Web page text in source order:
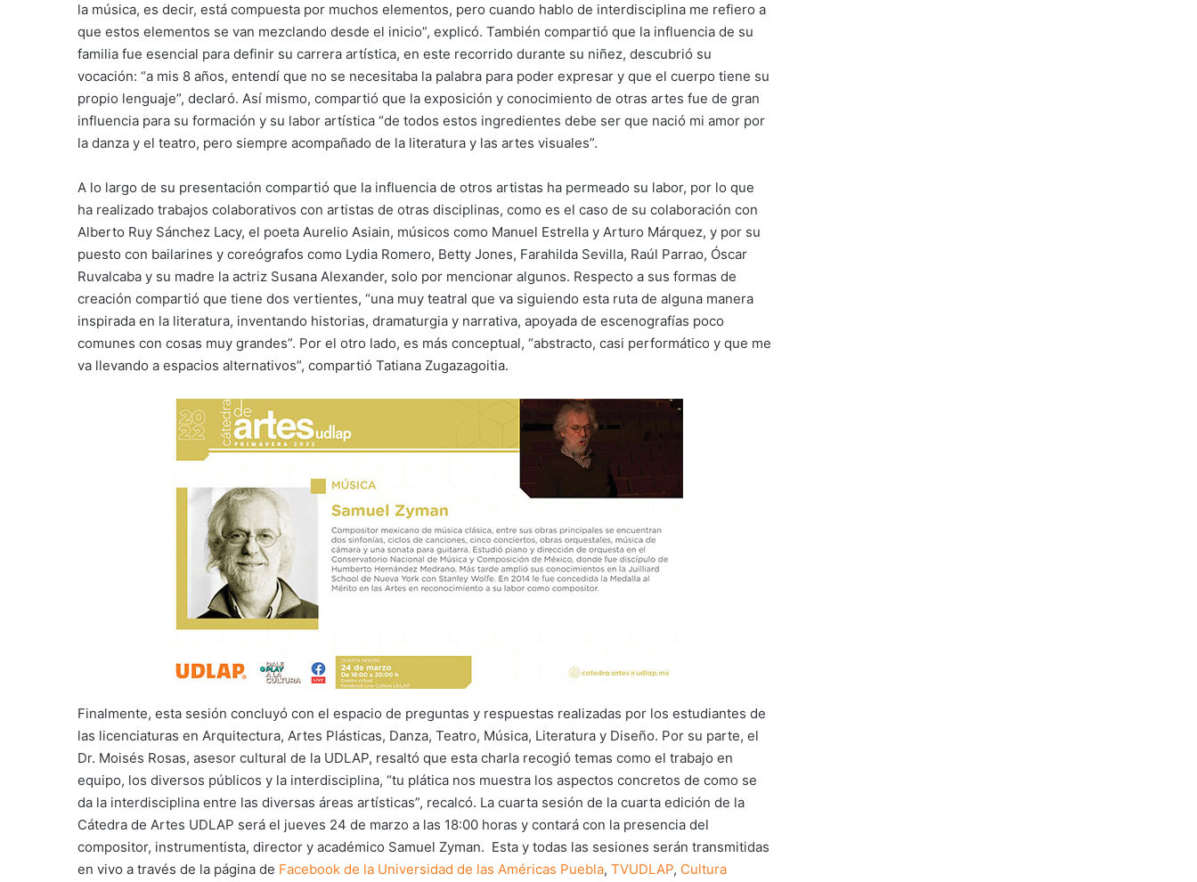
la música, es decir, está compuesta por muchos elementos, pero cuando hablo de interdisciplina me refiero a
que estos elementos se van mezclando desde el inicio”, explicó. También compartió que la influencia de su
familia fue esencial para definir su carrera artística, en este recorrido durante su niñez, descubrió su
vocación: “a mis 8 años, entendí que no se necesitaba la palabra para poder expresar y que el cuerpo tiene su
propio lenguaje”, declaró. Así mismo, compartió que la exposición y conocimiento de otras artes fue de gran
influencia para su formación y su labor artística “de todos estos ingredientes debe ser que nació mi amor por
la danza y el teatro, pero siempre acompañado de la literatura y las artes visuales”.
A lo largo de su presentación compartió que la influencia de otros artistas ha permeado su labor, por lo que
ha realizado trabajos colaborativos con artistas de otras disciplinas, como es el caso de su colaboración con
Alberto Ruy Sánchez Lacy, el poeta Aurelio Asiain, músicos como Manuel Estrella y Arturo Márquez, y por su
puesto con bailarines y coreógrafos como Lydia Romero, Betty Jones, Farahilda Sevilla, Raúl Parrao, Óscar
Ruvalcaba y su madre la actriz Susana Alexander, solo por mencionar algunos. Respecto a sus formas de
creación compartió que tiene dos vertientes, “una muy teatral que va siguiendo esta ruta de alguna manera
inspirada en la literatura, inventando historias, dramaturgia y narrativa, apoyada de escenografías poco
comunes con cosas muy grandes”. Por el otro lado, es más conceptual, “abstracto, casi performático y que me
va llevando a espacios alternativos”, compartió Tatiana Zugazagoitia.
Finalmente, esta sesión concluyó con el espacio de preguntas y respuestas realizadas por los estudiantes de
las licenciaturas en Arquitectura, Artes Plásticas, Danza, Teatro, Música, Literatura y Diseño. Por su parte, el
Dr. Moisés Rosas, asesor cultural de la UDLAP, resaltó que esta charla recogió temas como el trabajo en
equipo, los diversos públicos y la interdisciplina, “tu plática nos muestra los aspectos concretos de como se
da la interdisciplina entre las diversas áreas artísticas”, recalcó. La cuarta sesión de la cuarta edición de la
Cátedra de Artes UDLAP será el jueves 24 de marzo a las 18:00 horas y contará con la presencia del
compositor, instrumentista, director y académico Samuel Zyman. Esta y todas las sesiones serán transmitidas
en vivo a través de la página de Facebook de la Universidad de las Américas Puebla, TVUDLAP, Cultura